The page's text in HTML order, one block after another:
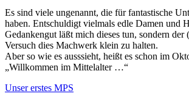
Es sind viele ungenannt, die für fantastische
haben. Entschuldigt vielmals edle Damen und
Gedankengut läßt mich dieses tun, sondern der
Versuch dies Machwerk klein zu halten.
Aber so wie es ausssieht, heißt es schon im
„Willkommen im Mittelalter …“
Unser erstes MPS